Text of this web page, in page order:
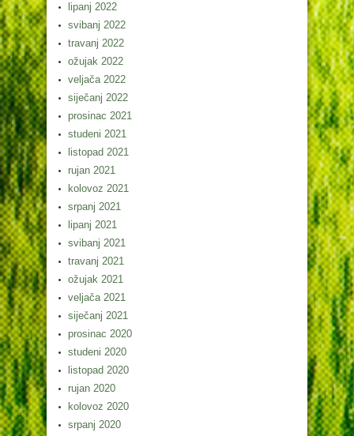
lipanj 2022
svibanj 2022
travanj 2022
ožujak 2022
veljača 2022
siječanj 2022
prosinac 2021
studeni 2021
listopad 2021
rujan 2021
kolovoz 2021
srpanj 2021
lipanj 2021
svibanj 2021
travanj 2021
ožujak 2021
veljača 2021
siječanj 2021
prosinac 2020
studeni 2020
listopad 2020
rujan 2020
kolovoz 2020
srpanj 2020